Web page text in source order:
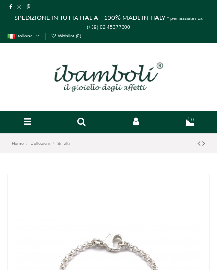
SPEDIZIONE IN TUTTA ITALIA - 100% MADE IN ITALY - per assistenza
(+39) 02 45377300
Italiano
Wishlist (0)
0
Home Collezioni Smalti